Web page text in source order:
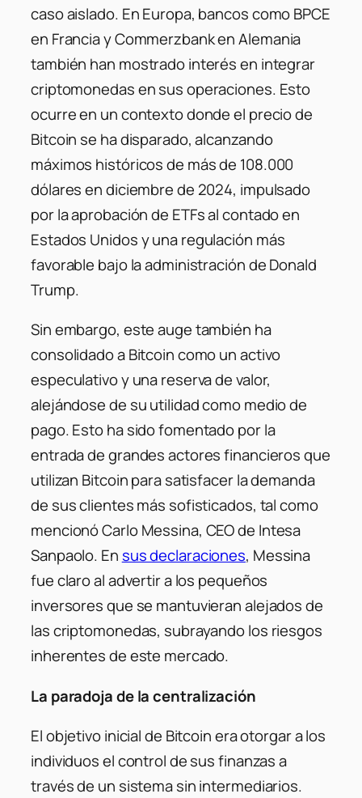
caso aislado. En Europa, bancos como BPCE
en Francia y Commerzbank en Alemania
también han mostrado interés en integrar
criptomonedas en sus operaciones. Esto
ocurre en un contexto donde el precio de
Bitcoin se ha disparado, alcanzando
máximos históricos de más de 108.000
dólares en diciembre de 2024, impulsado
por la aprobación de ETFs al contado en
Estados Unidos y una regulación más
favorable bajo la administración de Donald
Trump.
Sin embargo, este auge también ha
consolidado a Bitcoin como un activo
especulativo y una reserva de valor,
alejándose de su utilidad como medio de
pago. Esto ha sido fomentado por la
entrada de grandes actores financieros que
utilizan Bitcoin para satisfacer la demanda
de sus clientes más sofisticados, tal como
mencionó Carlo Messina, CEO de Intesa
Sanpaolo. Ensus declaraciones, Messina
fue claro al advertir a los pequeños
inversores que se mantuvieran alejados de
las criptomonedas, subrayando los riesgos
inherentes de este mercado.
La paradoja de la centralización
El objetivo inicial de Bitcoin era otorgar a los
individuos el control de sus finanzas a
través de un sistema sin intermediarios.